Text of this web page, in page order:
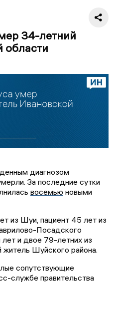
34-летний
области
диагнозом
За последние сутки
восемью новыми
из Шуи, пациент 45 лет из
Посадского
и двое 79-летних из
житель Шуйского района.
сопутствующие
службе правительства